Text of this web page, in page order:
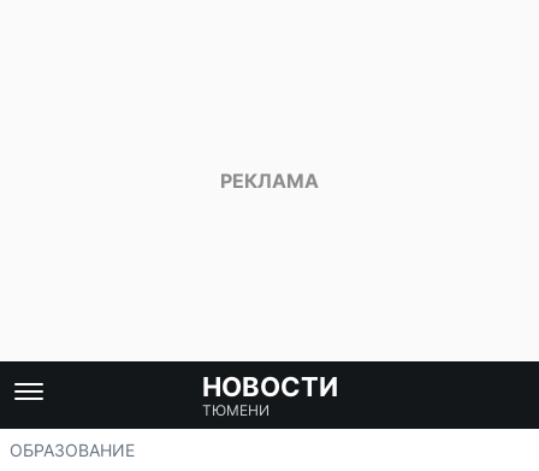
НОВОСТИ
ТЮМЕНИ
ОБРАЗОВАНИЕ